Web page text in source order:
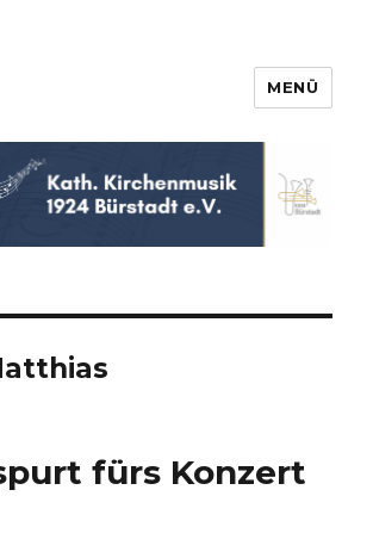
MENÜ
fürs Konzert